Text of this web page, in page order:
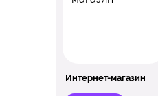
Интернет-магазин